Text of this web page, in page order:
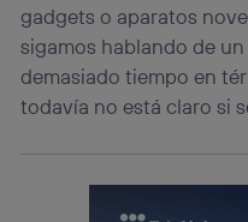
gadgets o aparatos
sigamos hablando de
demasiado tiempo en
todavía no está claro si